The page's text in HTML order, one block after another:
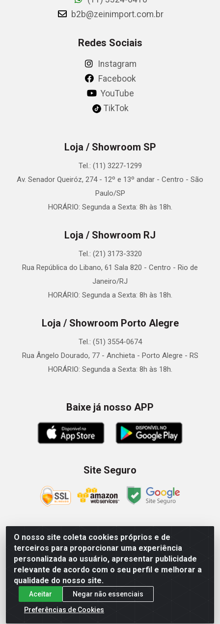
O nosso site coleta cookies próprios e de
terceiros para proporcionar uma experiência
personalizada ao usuário, apresentar publicidade
relevante de acordo com o seu perfil e melhorar a
qualidade do nosso site.
Aceitar
Negar não essenciais
Preferências de Cookies
b2b@zeinimport.com.br
Redes Sociais
Instagram
Facebook
YouTube
TikTok
Loja / Showroom SP
Tel.: (11) 3227-1299
Av. Senador Queiróz, 274 - 12º e 13º andar - Centro - São
Paulo/SP
HORÁRIO: Segunda a Sexta: 8h às 18h.
Loja / Showroom RJ
Tel.: (21) 3173-3320
Rua República do Libano, 61 Sala 820 - Centro - Rio de
Janeiro/RJ
HORÁRIO: Segunda a Sexta: 8h às 18h.
Loja / Showroom Porto Alegre
Tel.: (51) 3554-0674
Rua Ângelo Dourado, 77 - Anchieta - Porto Alegre - RS
HORÁRIO: Segunda a Sexta: 8h às 18h.
Baixe já nosso APP
Site Seguro
Zein Importação e Comércio LTDA - Av. Senador Queiróz, 274
- 12º e 13º andar - Centro, São Paulo/SP – CNPJ
09.023.754/0006-46